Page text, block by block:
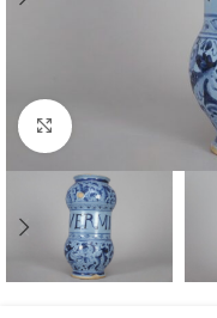
Click to enlarge